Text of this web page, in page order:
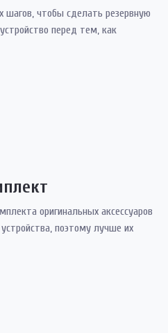
шагов, чтобы сделать резервную
перед тем, как
оригинальных аксессуаров
поэтому лучше их